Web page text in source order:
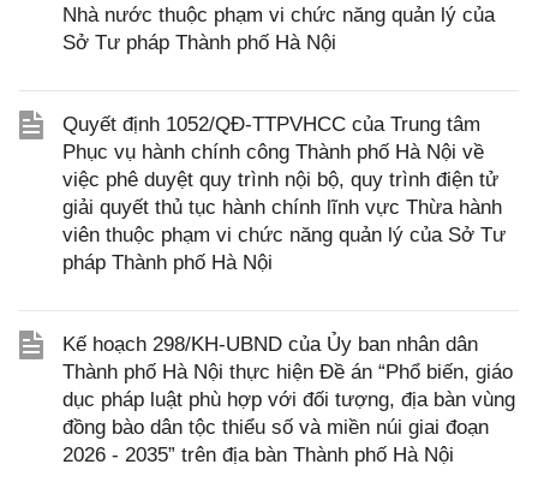
Nhà nước thuộc phạm vi chức năng quản lý của
Sở Tư pháp Thành phố Hà Nội
Quyết định 1052/QĐ-TTPVHCC của Trung tâm
Phục vụ hành chính công Thành phố Hà Nội về
việc phê duyệt quy trình nội bộ, quy trình điện tử
giải quyết thủ tục hành chính lĩnh vực Thừa hành
viên thuộc phạm vi chức năng quản lý của Sở Tư
pháp Thành phố Hà Nội
Kế hoạch 298/KH-UBND của Ủy ban nhân dân
Thành phố Hà Nội thực hiện Đề án “Phổ biến, giáo
dục pháp luật phù hợp với đối tượng, địa bàn vùng
đồng bào dân tộc thiểu số và miền núi giai đoạn
2026 - 2035” trên địa bàn Thành phố Hà Nội